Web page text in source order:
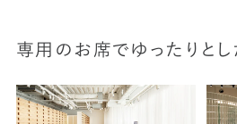
専用のお席でゆったりと